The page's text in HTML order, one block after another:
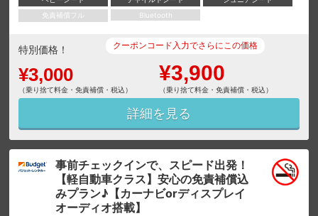
免責補償フル
Bluetooth
特別価格！
¥3,000
（乗り捨て料金・免責補償・税込）
クーポンコード入力でさらにこの価格
¥3,900
（乗り捨て料金・免責補償・税込）
詳細を見る
事前チェックインで、スピード出発！
【軽自動車クラス】安心の免責補償込
みプラン♪【カーナビorディスプレイ
オーディオ搭載】